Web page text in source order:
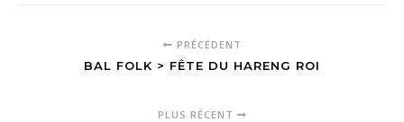
PRÉCÉDENT
BAL FOLK > FÊTE DU HARENG ROI
PLUS RÉCENT